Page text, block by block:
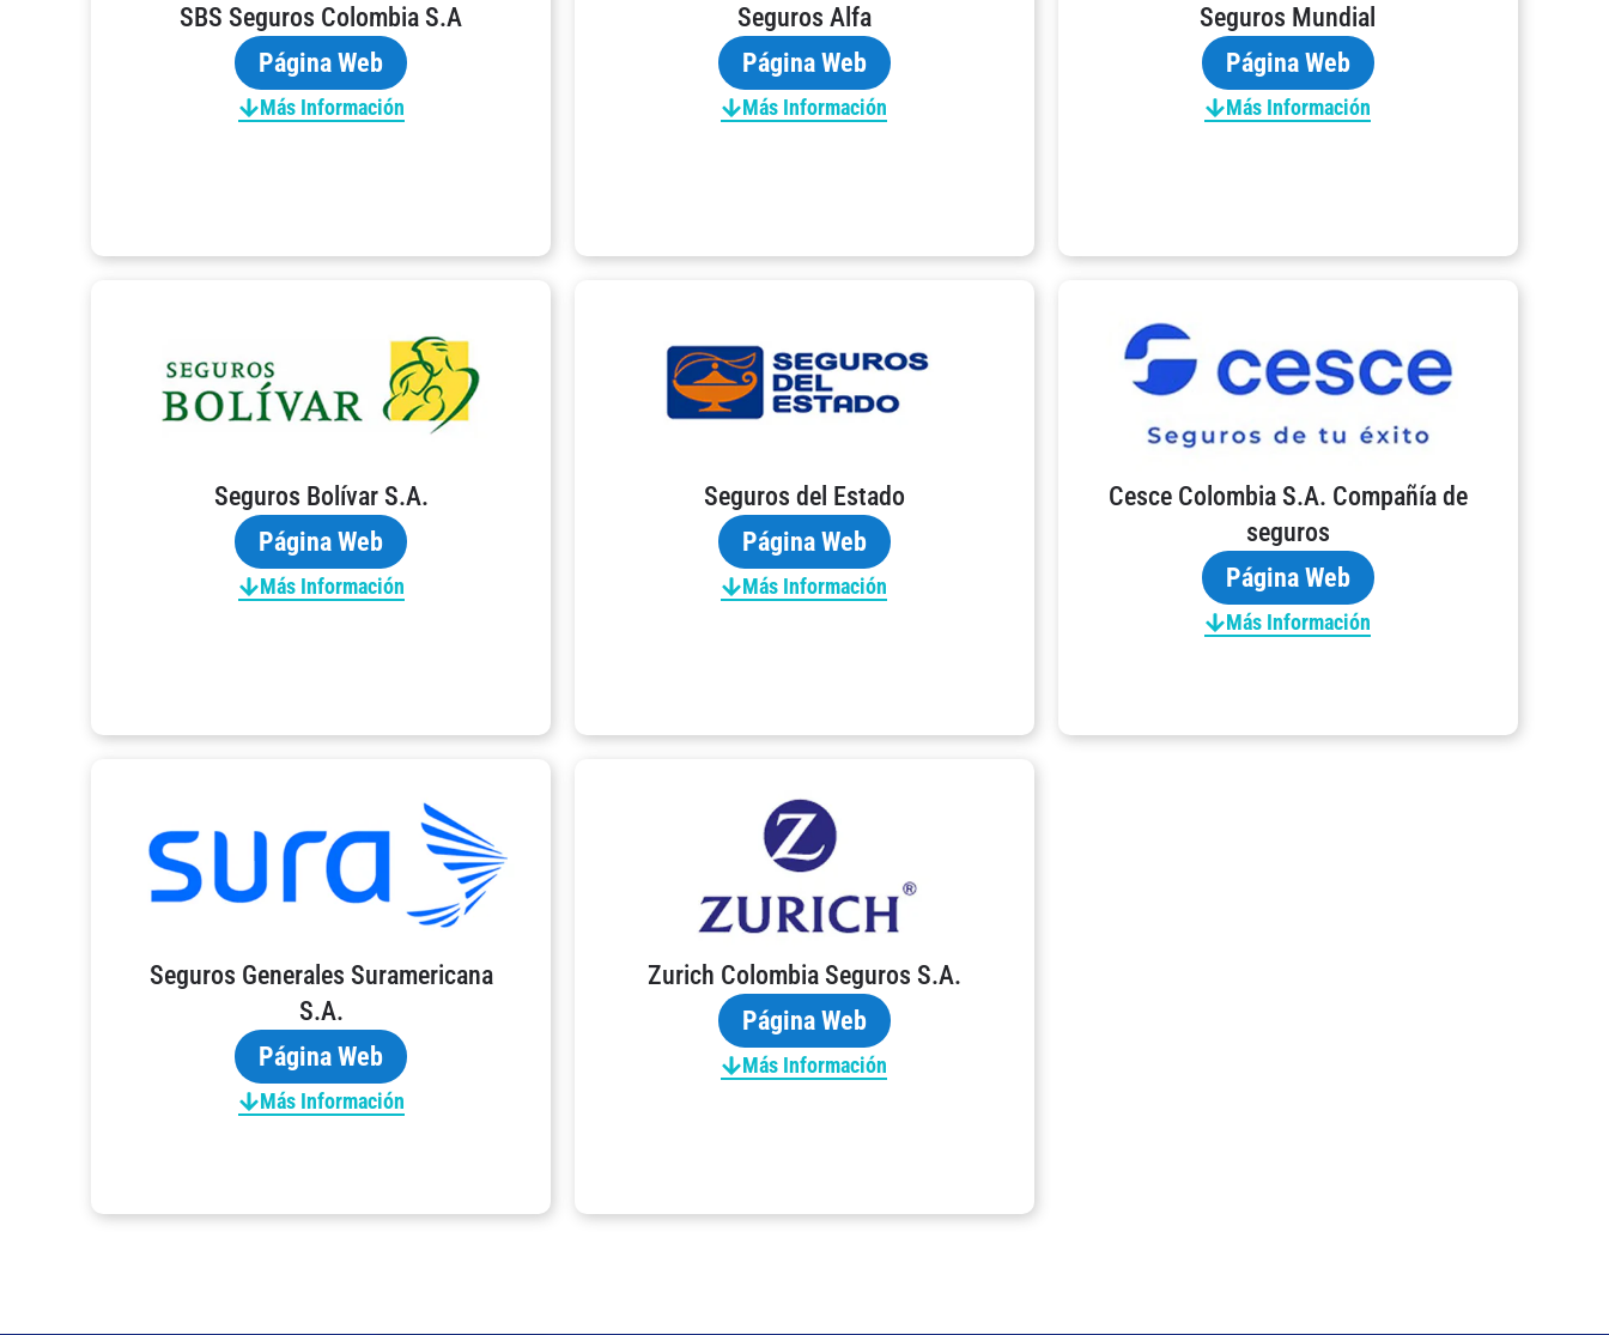
SBS Seguros Colombia S.A
Página Web
Más Información
Seguros Alfa
Página Web
Más Información
Seguros Mundial
Página Web
Más Información
Seguros Bolívar S.A.
Página Web
Más Información
Seguros del Estado
Página Web
Más Información
Cesce Colombia S.A. Compañía de
seguros
Página Web
Más Información
Seguros Generales Suramericana
S.A.
Página Web
Más Información
Zurich Colombia Seguros S.A.
Página Web
Más Información